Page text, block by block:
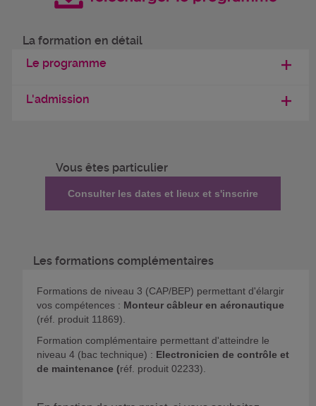
La formation en détail
Le programme
L'admission
Vous êtes particulier
Consulter les dates et lieux et s'inscrire
Les formations complémentaires
Formations de niveau 3 (CAP/BEP) permettant d'élargir
vos compétences : Monteur câbleur en aéronautique
(réf. produit 11869).
Formation complémentaire permettant d'atteindre le
niveau 4 (bac technique) : Electronicien de contrôle et
de maintenance (réf. produit 02233).